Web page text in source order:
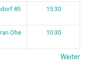
85
15:30
Ohe
10:30
Weiter